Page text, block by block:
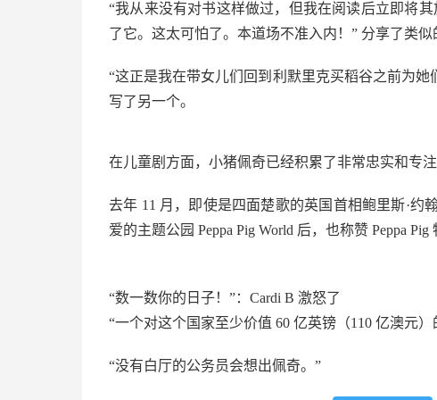
“我从来没有对书这样做过，但我在阅读后立即将
了它。这太可怕了。本道场不准入内！” 分享了类似
“这正是我在带女儿们回到利默里克买稻谷之前为
写了另一个。
在儿童剧方面，小猪佩奇已经积累了非常忠实和专注
去年 11 月，即使是四面楚歌的英国首相鲍里斯·约
爱的主题公园 Peppa Pig World 后，也称赞 Peppa Pig
“数一数你的日子！”：Cardi B 激怒了
“一个对这个国家至少价值 60 亿英镑（110 亿澳元
“没有白厅的公务员会想出佩奇。”